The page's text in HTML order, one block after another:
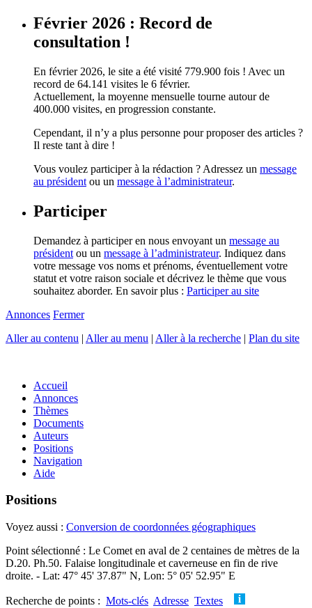
Février 2026 : Record de
consultation !
En février 2026, le site a été visité 779.900 fois ! Avec un
record de 64.141 visites le 6 février.
Actuellement, la moyenne mensuelle tourne autour de
400.000 visites, en progression constante.
Cependant, il n’y a plus personne pour proposer des articles ?
Il reste tant à dire !
Vous voulez participer à la rédaction ? Adressez un message
au président ou un message à l’administrateur.
Participer
Demandez à participer en nous envoyant un message au
président ou un message à l’administrateur. Indiquez dans
votre message vos noms et prénoms, éventuellement votre
statut et votre raison sociale et décrivez le thème que vous
souhaitez aborder. En savoir plus : Participer au site
Annonces Fermer
Aller au contenu | Aller au menu | Aller à la recherche | Plan du site
Accueil
Annonces
Thèmes
Documents
Auteurs
Positions
Navigation
Aide
Positions
Voyez aussi : Conversion de coordonnées géographiques
Point sélectionné : Le Comet en aval de 2 centaines de mètres de la
D.20. Ph.50. Falaise longitudinale et caverneuse en fin de rive
droite. - Lat: 47° 45' 37.87" N, Lon: 5° 05' 52.95" E
Recherche de points : Mots-clés Adresse Textes